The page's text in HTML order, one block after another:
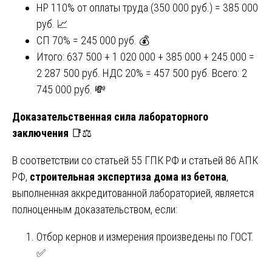
НР 110% от оплаты труда (350 000 руб.) = 385 000
руб. 📈
СП 70% = 245 000 руб. 💰
Итого: 637 500 + 1 020 000 + 385 000 + 245 000 =
2 287 500 руб. НДС 20% = 457 500 руб. Всего: 2
745 000 руб. 💸
Доказательственная сила лабораторного
заключения 📑⚖️
В соответствии со статьей 55 ГПК РФ и статьей 86 АПК
РФ, строительная экспертиза дома из бетона,
выполненная аккредитованной лабораторией, является
полноценным доказательством, если:
Отбор кернов и измерения произведены по ГОСТ.
✅